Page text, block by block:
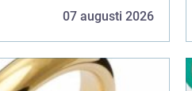
07 augusti 2026